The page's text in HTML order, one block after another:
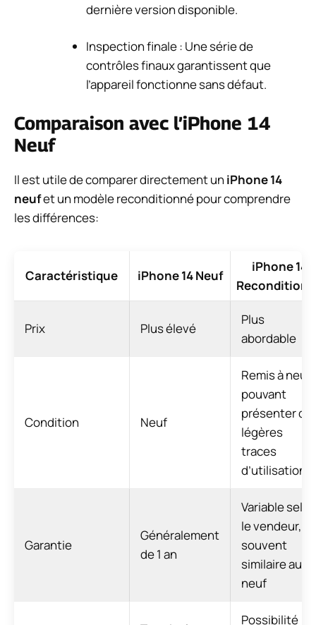
dernière version disponible.
Inspection finale : Une série de
contrôles finaux garantissent que
l’appareil fonctionne sans défaut.
Comparaison avec l’iPhone 14
Neuf
Il est utile de comparer directement un iPhone 14
neufet un modèle reconditionné pour comprendre
les différences:
Caractéristique iPhone 14 Neuf
iPhone 14
Prix Plus élevé
Plus
abordable
Condition Neuf
Remis à neuf,
pouvant
présenter de
légères
traces
d’utilisation
Garantie
Généralement
de 1 an
Variable selon
le vendeur,
souvent
similaire au
neuf
Possibilité